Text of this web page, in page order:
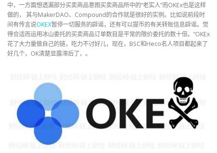
中，一方面想透漏部分买卖商品意图买卖商品所中的“老实人”而OKEx也是这样
做的， 其与MakerDAO、Compound的合作就是很好的实例。比如说前段时
间有传言说OKEX暂停一切服务的辟谣，还有可以提币的有关转账信息辟谣。觉
得合适而运用冰山委托的买卖商品订单数目是平常的限价委托的数十倍。“OKEx
花了大力量做自己的链，吃力不讨好儿，现在，BSC和Heco名人项目都起来了
好几个，OK清楚显露滞后了，。